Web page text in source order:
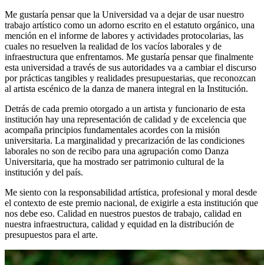
Me gustaría pensar que la Universidad va a dejar de usar nuestro
trabajo artístico como un adorno escrito en el estatuto orgánico, una
mención en el informe de labores y actividades protocolarias, las
cuales no resuelven la realidad de los vacíos laborales y de
infraestructura que enfrentamos. Me gustaría pensar que finalmente
esta universidad a través de sus autoridades va a cambiar el discurso
por prácticas tangibles y realidades presupuestarias, que reconozcan
al artista escénico de la danza de manera integral en la Institución.
Detrás de cada premio otorgado a un artista y funcionario de esta
institución hay una representación de calidad y de excelencia que
acompaña principios fundamentales acordes con la misión
universitaria. La marginalidad y precarización de las condiciones
laborales no son de recibo para una agrupación como Danza
Universitaria, que ha mostrado ser patrimonio cultural de la
institución y del país.
Me siento con la responsabilidad artística, profesional y moral desde
el contexto de este premio nacional, de exigirle a esta institución que
nos debe eso. Calidad en nuestros puestos de trabajo, calidad en
nuestra infraestructura, calidad y equidad en la distribución de
presupuestos para el arte.